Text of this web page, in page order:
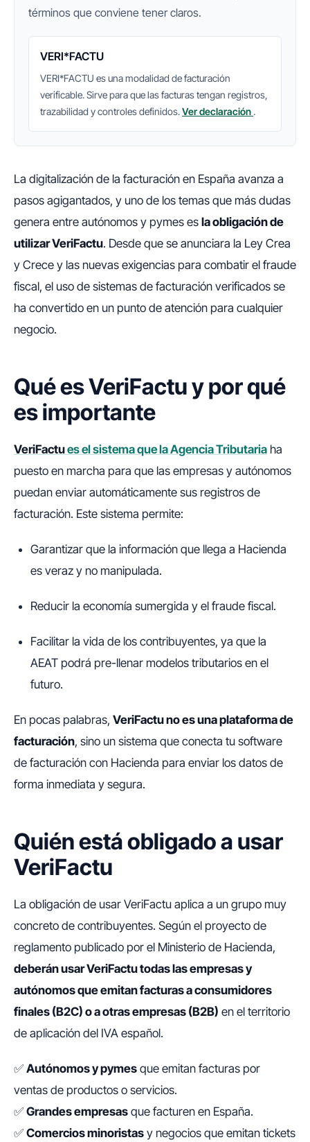
términos que conviene tener claros.
VERI*FACTU
VERI*FACTU es una modalidad de facturación
verificable. Sirve para que las facturas tengan registros,
trazabilidad y controles definidos.Ver declaración .
La digitalización de la facturación en España avanza a
pasos agigantados, y uno de los temas que más dudas
genera entre autónomos y pymes es la obligación de
utilizar VeriFactu. Desde que se anunciara la Ley Crea
y Crece y las nuevas exigencias para combatir el fraude
fiscal, el uso de sistemas de facturación verificados se
ha convertido en un punto de atención para cualquier
negocio.
Qué es VeriFactu y por qué
es importante
VeriFactues el sistema que la Agencia Tributaria ha
puesto en marcha para que las empresas y autónomos
puedan enviar automáticamente sus registros de
facturación. Este sistema permite:
Garantizar que la información que llega a Hacienda
es veraz y no manipulada.
Reducir la economía sumergida y el fraude fiscal.
Facilitar la vida de los contribuyentes, ya que la
AEAT podrá pre-llenar modelos tributarios en el
futuro.
En pocas palabras, VeriFactu no es una plataforma de
facturación, sino un sistema que conecta tu software
de facturación con Hacienda para enviar los datos de
forma inmediata y segura.
Quién está obligado a usar
VeriFactu
La obligación de usar VeriFactu aplica a un grupo muy
concreto de contribuyentes. Según el proyecto de
reglamento publicado por el Ministerio de Hacienda,
deberán usar VeriFactu todas las empresas y
autónomos que emitan facturas a consumidores
finales (B2C) o a otras empresas (B2B) en el territorio
de aplicación del IVA español.
✅ Autónomos y pymes que emitan facturas por
ventas de productos o servicios.
✅ Grandes empresas que facturen en España.
✅ Comercios minoristas y negocios que emitan tickets